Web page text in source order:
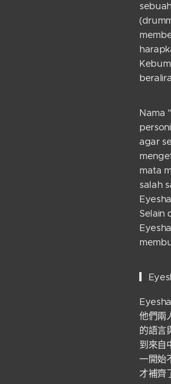
Nama
agar
mata
salah
Selain
他們兩
的語言
到來自
一開始
才補齊